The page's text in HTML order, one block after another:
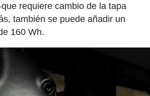
requiere cambio de la tapa
también se puede añadir un
160 Wh.